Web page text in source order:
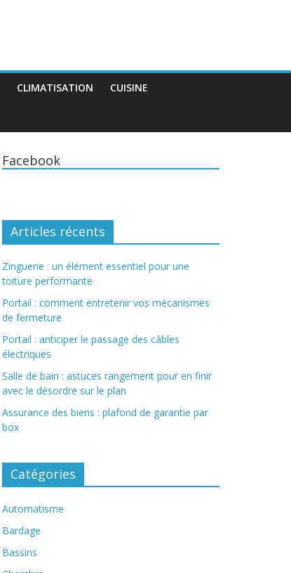
CLIMATISATION CUISINE
Facebook
Articles récents
Zinguerie : un élément essentiel pour une
toiture performante
Portail : comment entretenir vos mécanismes
de fermeture
Portail : anticiper le passage des câbles
électriques
Salle de bain : astuces rangement pour en finir
avec le désordre sur le plan
Assurance des biens : plafond de garantie par
box
Catégories
Automatisme
Bardage
Bassins